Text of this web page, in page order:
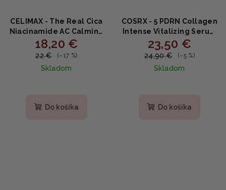
CELIMAX - The Real Cica
Niacinamide AC Calming
Serum - Upokojujúce
sérum s cica a
18,20 €
22 € (–17 %)
Skladom
produktu
Do košíka
COSRX - 5 PDRN Collagen
Intense Vitalizing Serum
- Revitalizačné sérum s
PDRN DNA komplexom a
kolagénom 100ml
23,50 €
24,90 € (–5 %)
Skladom
Do košíka